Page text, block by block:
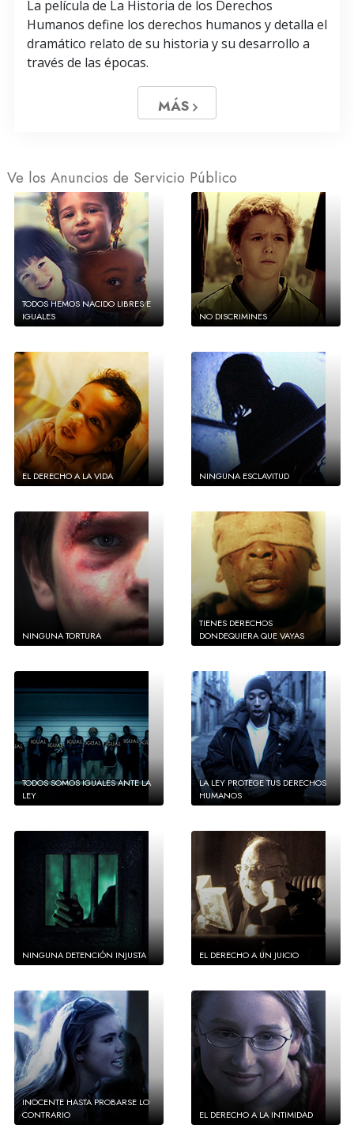
La película de La Historia de los Derechos
Humanos define los derechos humanos y detalla el
dramático relato de su historia y su desarrollo a
través de las épocas.
MÁS
Ve los Anuncios de Servicio Público
TODOS HEMOS NACIDO LIBRES E
IGUALES
NO DISCRIMINES
EL DERECHO A LA VIDA NINGUNA ESCLAVITUD
NINGUNA TORTURA
TIENES DERECHOS
DONDEQUIERA QUE VAYAS
TODOS SOMOS IGUALES ANTE LA
LEY
LA LEY PROTEGE TUS DERECHOS
HUMANOS
NINGUNA DETENCIÓN INJUSTA EL DERECHO A UN JUICIO
INOCENTE HASTA PROBARSE LO
CONTRARIO
EL DERECHO A LA INTIMIDAD